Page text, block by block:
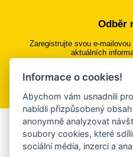
Odběr
Zaregistrujte svou e-
aktuálních
Přihlásit
Aplikace
Chcete dostávat do svého
Informace o cookies!
Abychom vám usnadnili
nabídli přizpůsobený
anonymně analyzovat
soubory cookies, které
sociální média, inzerci a